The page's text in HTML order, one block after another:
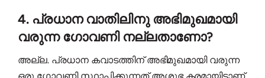
4. പ്രധാന വാതിലിനു അഭിമുഖമായി
വരുന്ന ഗോവണി നല്ലതാണോ?
അല്ല. പ്രധാന കവാടത്തിന് അഭിമുഖമായി വരുന്ന